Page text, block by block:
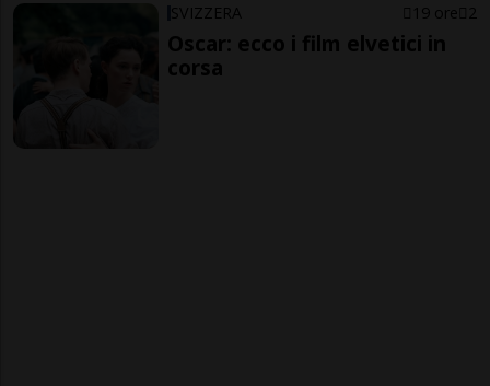
SVIZZERA 19 ore 2
Oscar: ecco i film elvetici in
corsa